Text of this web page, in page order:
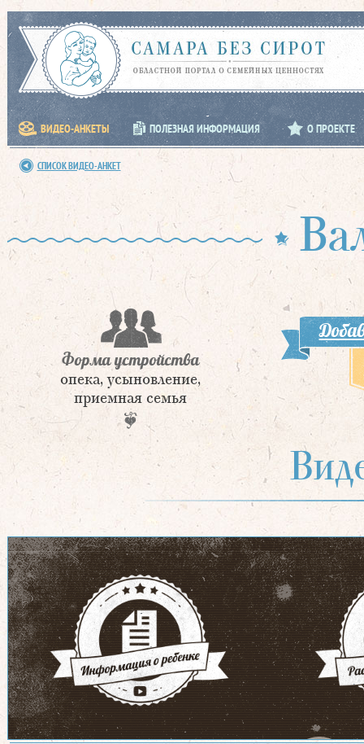
ВИДЕО-АНКЕТЫ ПОЛЕЗНАЯ ИНФОРМАЦИЯ О ПРОЕКТЕ
СПИСОК ВИДЕО-АНКЕТ
Форма устройства
опека, усыновление,
приемная семья